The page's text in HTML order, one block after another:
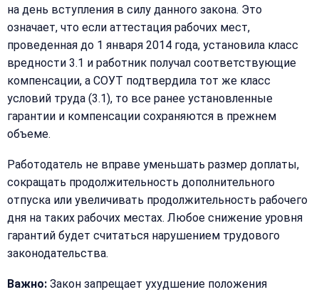
на день вступления в силу данного закона. Это
означает, что если аттестация рабочих мест,
проведенная до 1 января 2014 года, установила класс
вредности 3.1 и работник получал соответствующие
компенсации, а СОУТ подтвердила тот же класс
условий труда (3.1), то все ранее установленные
гарантии и компенсации сохраняются в прежнем
объеме.
Работодатель не вправе уменьшать размер доплаты,
сокращать продолжительность дополнительного
отпуска или увеличивать продолжительность рабочего
дня на таких рабочих местах. Любое снижение уровня
гарантий будет считаться нарушением трудового
законодательства.
Важно: Закон запрещает ухудшение положения